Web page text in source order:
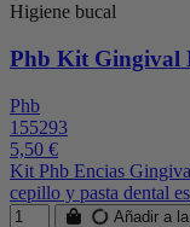
Higiene bucal
Phb Kit Gingival
Phb
155293
5,50 €
Kit Phb Encias
cepillo y pasta dental
Añadir a